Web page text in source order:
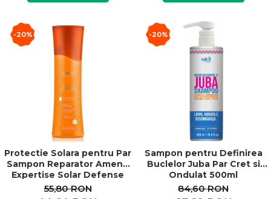
-20%
Protectie Solara pentru Par
Sampon Reparator Amend
Expertise Solar Defense
250ml
55,80 RON
-20%
Sampon pentru Definirea
Buclelor Juba Par Cret si
Ondulat 500ml
84,60 RON